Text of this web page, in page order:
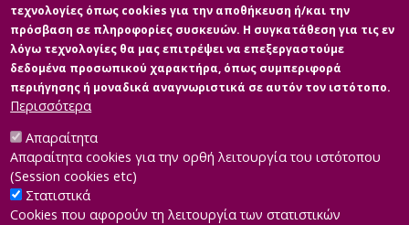
Ιστορικές διαδρομές του υλικού πολιτισμού
και η μελέτη της διατροφής: η περίπτωση
του Εθνολογικού Μουσείου Θράκης
Μουσείο, κοινό και εκπαίδευση-
Εκπαιδευτικά προγράμματα λαϊκής
μουσικής παράδοσης στο μουσείο. Μελέτη
περίπτωσης: Έκθεση παραδοσιακών
οργάνων "Εύφωνες μνήμες"
τεχνολογίες όπως cookies για την αποθήκευση ή/και την
πρόσβαση σε πληροφορίες συσκευών. Η συγκατάθεση για τις εν
λόγω τεχνολογίες θα μας επιτρέψει να επεξεργαστούμε
δεδομένα προσωπικού χαρακτήρα, όπως συμπεριφορά
περιήγησης ή μοναδικά αναγνωριστικά σε αυτόν τον ιστότοπο.
Περισσότερα
Απαραίτητα
Απαραίτητα cookies για την ορθή λειτουργία του ιστότοπου
(Session cookies etc)
Στατιστικά
Cookies που αφορούν τη λειτουργία των στατιστικών